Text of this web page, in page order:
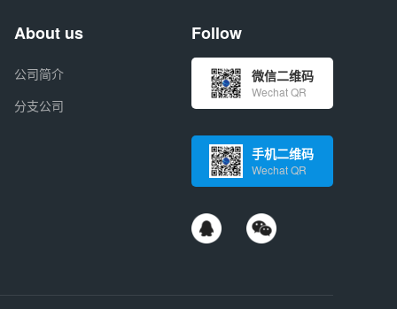
About us
公司简介
分支公司
Follow
微信二维码
Wechat QR
手机二维码
Wechat QR